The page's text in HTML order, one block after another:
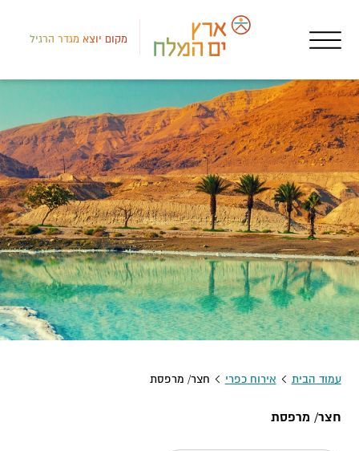
מקום יוצא מגדר הרגיל
עמוד הבית אירוח כפרי חצר/ מרפסת
חצר/ מרפסת
לב